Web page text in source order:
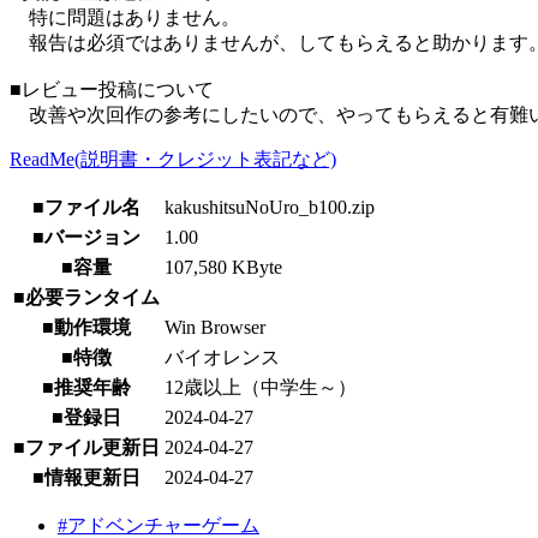
特に問題はありません。
報告は必須ではありませんが、してもらえると助かります。
■レビュー投稿について
改善や次回作の参考にしたいので、やってもらえると有難
ReadMe(説明書・クレジット表記など)
■ファイル名
kakushitsuNoUro_b100.zip
■バージョン
1.00
■容量
107,580 KByte
■必要ランタイム
■動作環境
Win Browser
■特徴
バイオレンス
■推奨年齢
12歳以上（中学生～）
■登録日
2024-04-27
■ファイル更新日 2024-04-27
■情報更新日
2024-04-27
#アドベンチャーゲーム